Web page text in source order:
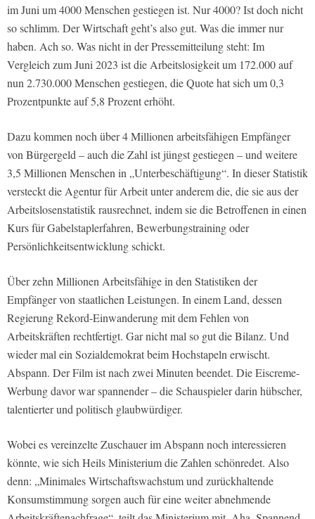
im Juni um 4000 Menschen gestiegen ist. Nur 4000? Ist doch nicht
so schlimm. Der Wirtschaft geht’s also gut. Was die immer nur
haben. Ach so. Was nicht in der Pressemitteilung steht: Im
Vergleich zum Juni 2023 ist die Arbeitslosigkeit um 172.000 auf
nun 2.730.000 Menschen gestiegen, die Quote hat sich um 0,3
Prozentpunkte auf 5,8 Prozent erhöht.
Dazu kommen noch über 4 Millionen arbeitsfähigen Empfänger
von Bürgergeld – auch die Zahl ist jüngst gestiegen – und weitere
3,5 Millionen Menschen in „Unterbeschäftigung“. In dieser Statistik
versteckt die Agentur für Arbeit unter anderem die, die sie aus der
Arbeitslosenstatistik rausrechnet, indem sie die Betroffenen in einen
Kurs für Gabelstaplerfahren, Bewerbungstraining oder
Persönlichkeitsentwicklung schickt.
Über zehn Millionen Arbeitsfähige in den Statistiken der
Empfänger von staatlichen Leistungen. In einem Land, dessen
Regierung Rekord-Einwanderung mit dem Fehlen von
Arbeitskräften rechtfertigt. Gar nicht mal so gut die Bilanz. Und
wieder mal ein Sozialdemokrat beim Hochstapeln erwischt.
Abspann. Der Film ist nach zwei Minuten beendet. Die Eiscreme-
Werbung davor war spannender – die Schauspieler darin hübscher,
talentierter und politisch glaubwürdiger.
Wobei es vereinzelte Zuschauer im Abspann noch interessieren
könnte, wie sich Heils Ministerium die Zahlen schönredet. Also
denn: „Minimales Wirtschaftswachstum und zurückhaltende
Konsumstimmung sorgen auch für eine weiter abnehmende